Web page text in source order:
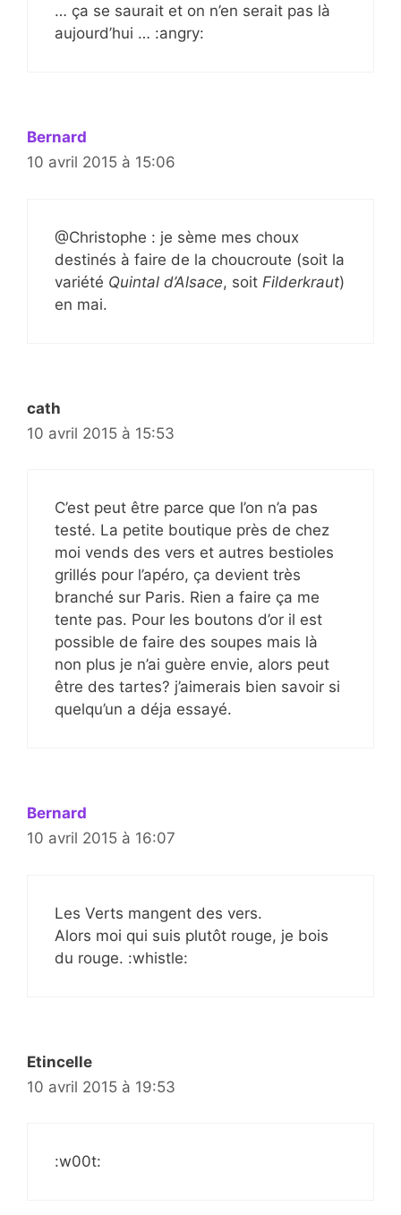
… ça se saurait et on n’en serait pas là
aujourd’hui … :angry:
Bernard
10 avril 2015 à 15:06
@Christophe : je sème mes choux
destinés à faire de la choucroute (soit la
variété Quintal d’Alsace, soit Filderkraut)
en mai.
cath
10 avril 2015 à 15:53
C’est peut être parce que l’on n’a pas
testé. La petite boutique près de chez
moi vends des vers et autres bestioles
grillés pour l’apéro, ça devient très
branché sur Paris. Rien a faire ça me
tente pas. Pour les boutons d’or il est
possible de faire des soupes mais là
non plus je n’ai guère envie, alors peut
être des tartes? j’aimerais bien savoir si
quelqu’un a déja essayé.
Bernard
10 avril 2015 à 16:07
Les Verts mangent des vers.
Alors moi qui suis plutôt rouge, je bois
du rouge. :whistle:
Etincelle
10 avril 2015 à 19:53
:w00t: